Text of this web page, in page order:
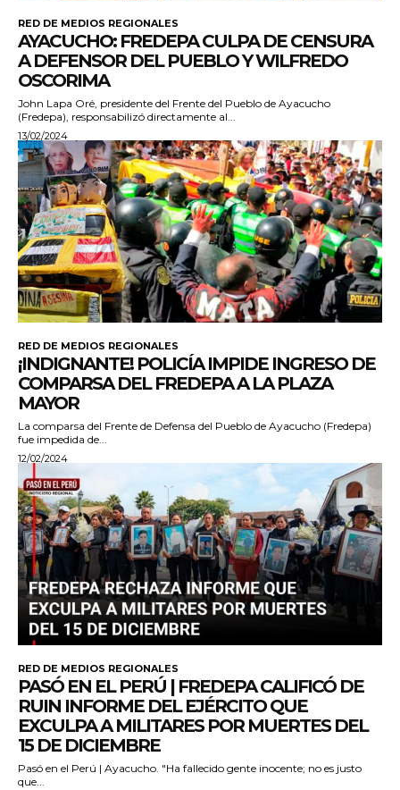
RED DE MEDIOS REGIONALES
AYACUCHO: FREDEPA CULPA DE CENSURA
A DEFENSOR DEL PUEBLO Y WILFREDO
OSCORIMA
John Lapa Oré, presidente del Frente del Pueblo de Ayacucho
(Fredepa), responsabilizó directamente al...
13/02/2024
RED DE MEDIOS REGIONALES
¡INDIGNANTE! POLICÍA IMPIDE INGRESO DE
COMPARSA DEL FREDEPA A LA PLAZA
MAYOR
La comparsa del Frente de Defensa del Pueblo de Ayacucho (Fredepa)
fue impedida de...
12/02/2024
RED DE MEDIOS REGIONALES
PASÓ EN EL PERÚ | FREDEPA CALIFICÓ DE
RUIN INFORME DEL EJÉRCITO QUE
EXCULPA A MILITARES POR MUERTES DEL
15 DE DICIEMBRE
Pasó en el Perú | Ayacucho. "Ha fallecido gente inocente; no es justo
que...